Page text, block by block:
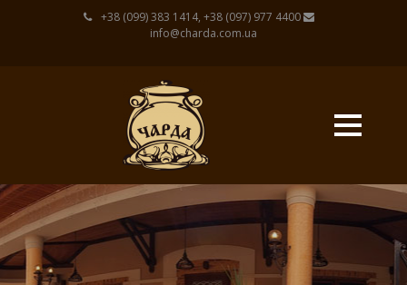
+38 (099) 383 1414, +38 (097) 977 4400
info@charda.com.ua